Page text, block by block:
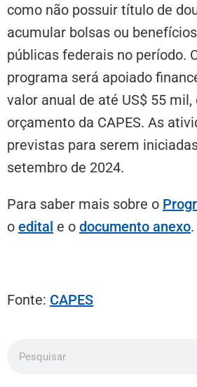
como não possuir título de
acumular bolsas ou
públicas federais no período.
programa será apoiado
valor anual de até US$ 55 mil,
orçamento da CAPES. As
previstas para serem
setembro de 2024.
Para saber mais sobre o
o edital e o documento anexo.
Fonte: CAPES